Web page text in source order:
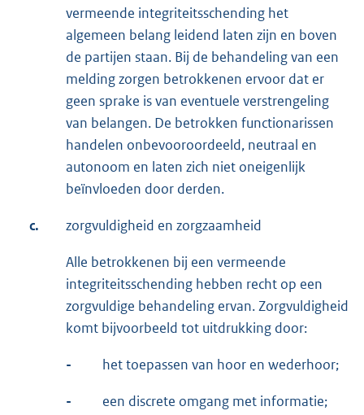
vermeende integriteitsschending het
algemeen belang leidend laten zijn en boven
de partijen staan. Bij de behandeling van een
melding zorgen betrokkenen ervoor dat er
geen sprake is van eventuele verstrengeling
van belangen. De betrokken functionarissen
handelen onbevooroordeeld, neutraal en
autonoom en laten zich niet oneigenlijk
beïnvloeden door derden.
c. zorgvuldigheid en zorgzaamheid
Alle betrokkenen bij een vermeende
integriteitsschending hebben recht op een
zorgvuldige behandeling ervan. Zorgvuldigheid
komt bijvoorbeeld tot uitdrukking door:
- het toepassen van hoor en wederhoor;
- een discrete omgang met informatie;